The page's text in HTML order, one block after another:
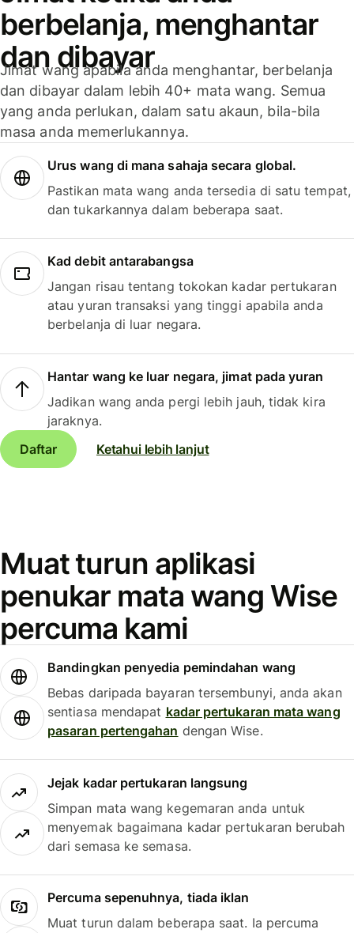
berbelanja, menghantar
dan dibayar
Jimat wang apabila anda menghantar, berbelanja
dan dibayar dalam lebih 40+ mata wang. Semua
yang anda perlukan, dalam satu akaun, bila-bila
masa anda memerlukannya.
Urus wang di mana sahaja secara global.
Pastikan mata wang anda tersedia di satu tempat,
dan tukarkannya dalam beberapa saat.
Kad debit antarabangsa
Jangan risau tentang tokokan kadar pertukaran
atau yuran transaksi yang tinggi apabila anda
berbelanja di luar negara.
Hantar wang ke luar negara, jimat pada yuran
Jadikan wang anda pergi lebih jauh, tidak kira
jaraknya.
Daftar
Ketahui lebih lanjut
Muat turun aplikasi
penukar mata wang Wise
percuma kami
Bandingkan penyedia pemindahan wang
Bebas daripada bayaran tersembunyi, anda akan
sentiasa mendapat kadar pertukaran mata wang
pasaran pertengahan dengan Wise.
Jejak kadar pertukaran langsung
Simpan mata wang kegemaran anda untuk
menyemak bagaimana kadar pertukaran berubah
dari semasa ke semasa.
Percuma sepenuhnya, tiada iklan
Muat turun dalam beberapa saat. Ia percuma